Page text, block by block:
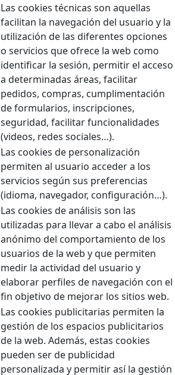
Las cookies técnicas son aquellas
facilitan la navegación del usuario y la
utilización de las diferentes opciones
o servicios que ofrece la web como
identificar la sesión, permitir el acceso
a determinadas áreas, facilitar
pedidos, compras, cumplimentación
de formularios, inscripciones,
seguridad, facilitar funcionalidades
(videos, redes sociales…).
Las cookies de personalización
permiten al usuario acceder a los
servicios según sus preferencias
(idioma, navegador, configuración…).
Las cookies de análisis son las
utilizadas para llevar a cabo el análisis
anónimo del comportamiento de los
usuarios de la web y que permiten
medir la actividad del usuario y
elaborar perfiles de navegación con el
fin objetivo de mejorar los sitios web.
Las cookies publicitarias permiten la
gestión de los espacios publicitarios
de la web. Además, estas cookies
pueden ser de publicidad
personalizada y permitir así la gestión